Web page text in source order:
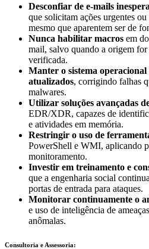
Desconfiar de e-mails
que solicitam ações urgentes
mesmo que aparentem ser de
Nunca habilitar macros em
mail, salvo quando a origem for
verificada.
Manter o sistema operacional
atualizados, corrigindo falhas
malwares.
Utilizar soluções avançadas
EDR/XDR, capazes de
e atividades em memória.
Restringir o uso de
PowerShell e WMI, aplicando
monitoramento.
Investir em treinamento e
que a engenharia social
portas de entrada para ataques.
Monitorar continuamente o
e uso de inteligência de
anômalas.
Consultoria e Assessoria: